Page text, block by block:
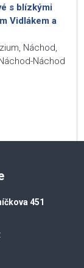
s blízkými
Vidlákem a
Náchod,
Náchod
451